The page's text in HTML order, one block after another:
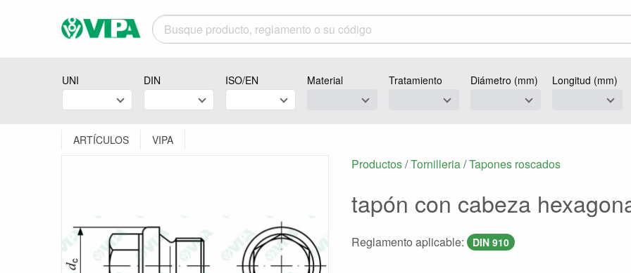
UNI DIN ISO/EN Material Tratamiento Diámetro (mm) Longitud (mm)
ARTÍCULOS VIPA
Productos/Tornilleria/Tapones roscados
tapón con cabeza
Reglamento aplicable: DIN 910